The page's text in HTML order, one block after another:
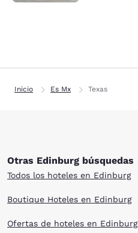
Inicio Es Mx Texas
Otras Edinburg búsquedas
Todos los hoteles en Edinburg
Boutique Hoteles en Edinburg
Ofertas de hoteles en Edinburg